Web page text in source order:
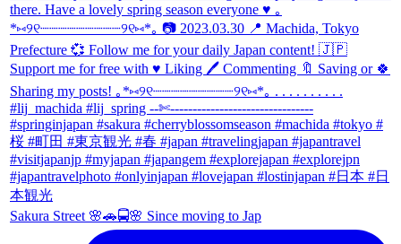
Sakura Street 🌸🚗🚍🌸 Since moving to Jap